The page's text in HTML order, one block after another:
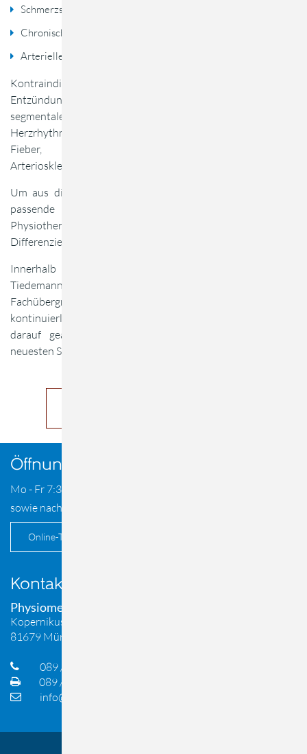
Schmerzsyndromen
Chronischer Polyarthritis
Arterieller Verschlusskrankheiten ( Stadium I und II )
Kontraindiziert ist diese Behandlungsform bei akuten
Entzündungen als örtliche Anlage jedoch nicht bei einer
segmentalen Stimulation, Herzschrittmacher, bekannte
Herzrhythmusstörungen, Maligne Prozesse, akute Infekte,
Fieber, Hämophilie, Metallimplantate, Thrombose,
Arteriosklerose.
Um aus diesem weiten Spektrum der Elektrotherapie das
passende zu finden, empfiehlt es sich daher einen
Physiotherapeuten mit dementsprechender Qualifikation zu
Differenzierung aufzusuchen.
Innerhalb der Physiomed Therapie und Rehabilitation
Tiedemann & Yalin kann dies angeboten werden als
Fachübergreifende und adäquate Therapie. Durch
kontinuierliche Fortbildungen und Weiterbildungen wird
darauf geachtet das die Therapeuten immer auf dem
neuesten Stand sind.
Öffnungszeiten
Mo - Fr 7:30 - 21 Uhr
sowie nach Vereinbarung
Online-Termin
Kontakt
Physiomed Bogenhausen
Kopernikusstraße 9
81679 München
089 / 98 31 33
089 / 98 31 67
info@physiomed-bogenhausen.de